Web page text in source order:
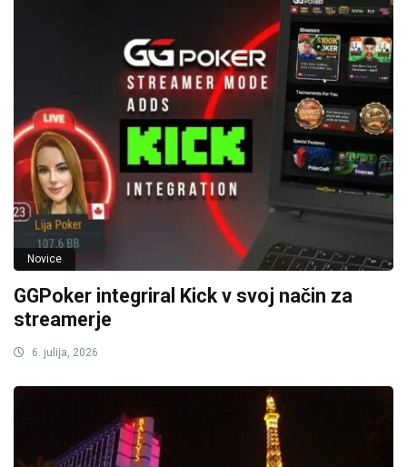
Novice
GGPoker integriral Kick v svoj način za
streamerje
6. julija, 2026